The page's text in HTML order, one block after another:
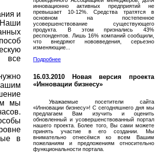
и
Наши
все
мы
в
инновационно активных предприятий не
превышает 10-12%. Средства тратятся в
основном на постепенное
усовершенствование существующего
продукта. В этом признались 43%
респондентов. Лишь 16% компаний сообщили,
что внедряют нововведения, серьезно
изменяющие...
Подробнее
16.03.2010 Новая версия проекта
«Инновации бизнесу»
Уважаемые посетители сайта
«Инновации бизнесу»! С сегодняшнего дня мы
предлагаем Вам изучить и оценить
обновленный и усовершенствованный портал
нашего проекта. Более того, Вы сами можете
принять участие в его создании. Мы
внимательно отнесёмся ко всем Вашим
пожеланиям и предложениям относительно
функциональности портала.